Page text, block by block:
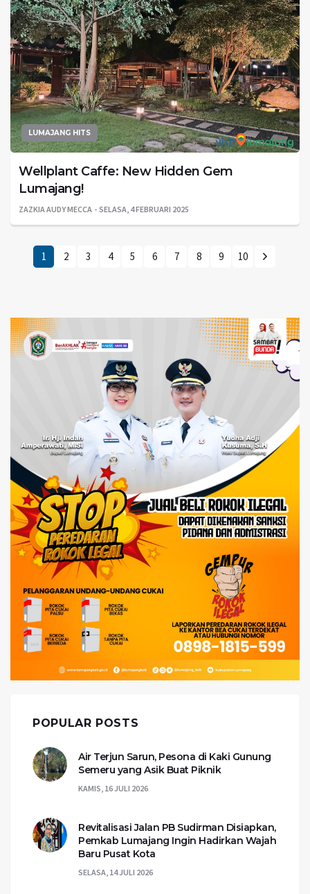
LUMAJANG HITS
Wellplant Caffe: New Hidden Gem
Lumajang!
ZAZKIA AUDY MECCA SELASA, 4 FEBRUARI 2025
1 2 3 4 5 6 7 8 9 10
POPULAR POSTS
Air Terjun Sarun, Pesona di Kaki Gunung
Semeru yang Asik Buat Piknik
KAMIS, 16 JULI 2026
Revitalisasi Jalan PB Sudirman Disiapkan,
Pemkab Lumajang Ingin Hadirkan Wajah
Baru Pusat Kota
SELASA, 14 JULI 2026